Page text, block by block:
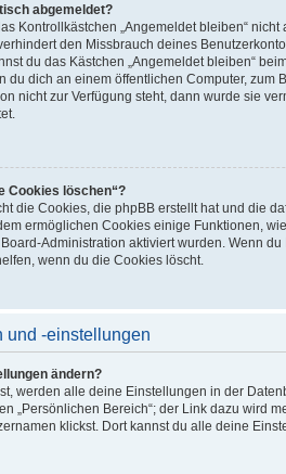
abgemeldet?
Kontrollkästchen „Angemeldet bleiben“
den Missbrauch deines
du das Kästchen „Angemeldet bleiben“
du dich an einem öffentlichen Computer, zum
nicht zur Verfügung steht, dann wurde sie
Cookies löschen“?
die Cookies, die phpBB erstellt hat und die
ermöglichen Cookies einige Funktionen,
Administration aktiviert wurden. Wenn
wenn du die Cookies löscht.
und -einstellungen
ändern?
werden alle deine Einstellungen in der
„Persönlichen Bereich“; der Link dazu wird
klickst. Dort kannst du alle deine